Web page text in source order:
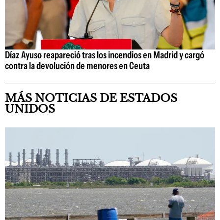
Díaz Ayuso reapareció tras los incendios en Madrid y cargó
contra la devolución de menores en Ceuta
MÁS NOTICIAS DE ESTADOS
UNIDOS